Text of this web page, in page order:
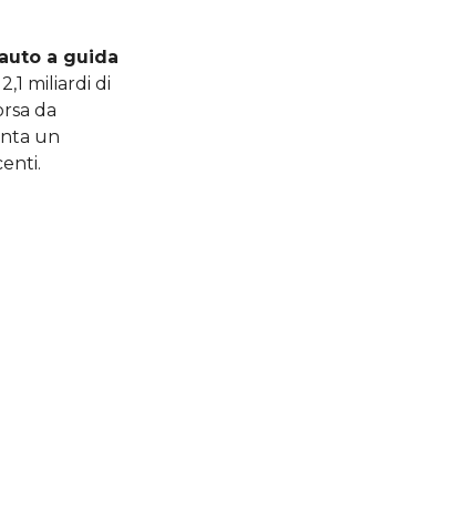
a guida
miliardi di
da
un